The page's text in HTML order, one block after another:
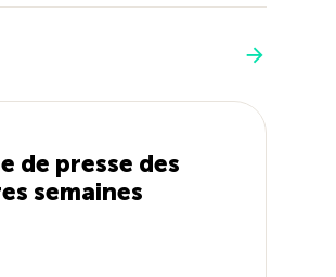
de presse des
semaines